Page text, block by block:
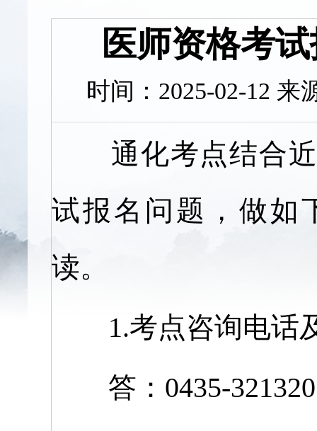
医师资格考
时间：2025-02-12
通化考点结合近
试报名问题，做如
读。
1.考点咨询电话
答：0435-